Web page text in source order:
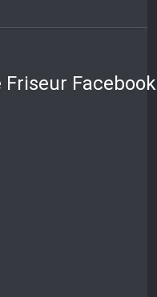
Friseur Facebook